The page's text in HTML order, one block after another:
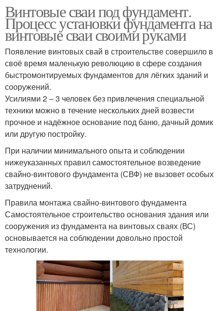
Винтовые сваи под фундамент.
Процесс установки фундамента на
винтовые сваи своими руками
Появление винтовых свай в строительстве совершило в
своё время маленькую революцию в сфере создания
быстромонтируемых фундаментов для лёгких зданий и
сооружений.
Усилиями 2 – 3 человек без привлечения специальной
техники можно в течение нескольких дней возвести
прочное и надёжное основание под баню, дачный домик
или другую постройку.
При наличии минимального опыта и соблюдении
нижеуказанных правил самостоятельное возведение
свайно-винтового фундамента (СВФ) не вызовет особых
затруднений.
Правила монтажа свайно-винтового фундамента
Самостоятельное строительство основания здания или
сооружения из фундамента на винтовых сваях (ВС)
основывается на соблюдении довольно простой
технологии.